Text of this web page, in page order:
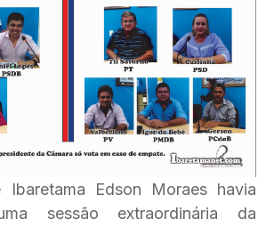
Edson Moraes havia
sessão extraordinária da